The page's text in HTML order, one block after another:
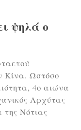
ψηλά ο
Κίνα. Ωστόσο
4ο αιώνα
Αρχύτας
Νότιας